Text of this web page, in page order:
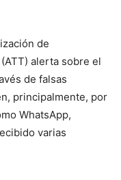
de
alerta sobre el
de falsas
principalmente, por
WhatsApp,
varias